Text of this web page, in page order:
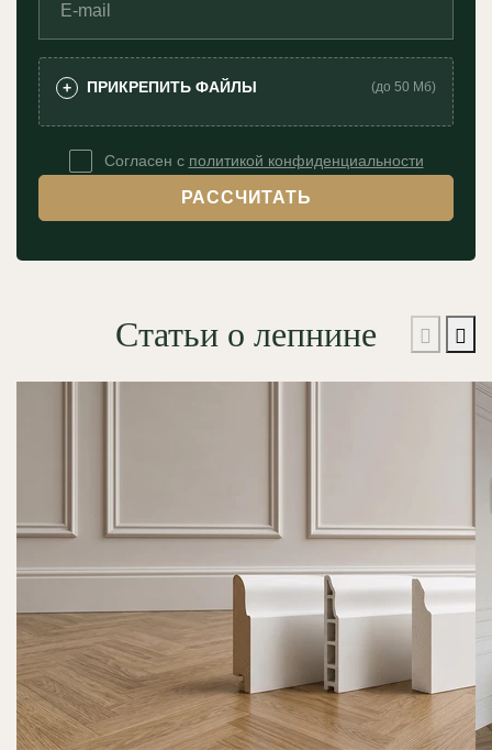
+ ПРИКРЕПИТЬ ФАЙЛЫ (до 50 Мб)
Согласен с политикой конфиденциальности
РАССЧИТАТЬ
Статьи о лепнине